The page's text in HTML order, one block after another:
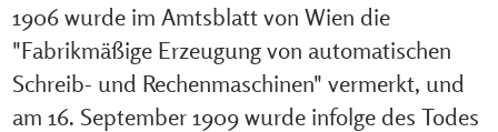
1906 wurde im Amtsblatt von Wien die
"Fabrikmäßige Erzeugung von automatischen
Schreib- und Rechenmaschinen" vermerkt, und
am 16. September 1909 wurde infolge des Todes